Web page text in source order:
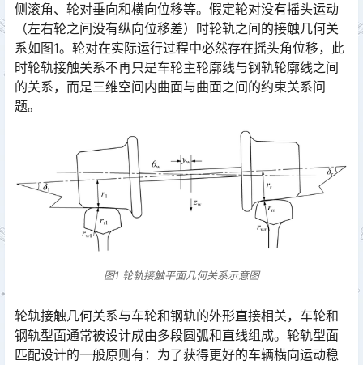
侧滚角、轮对垂向和横向位移等。假定轮对没有摇头运动
（左右轮之间没有纵向位移差）时轮轨之间的接触几何关
系如图1。轮对在实际运行过程中必然存在摇头角位移，此
时轮轨接触关系不再只是车轮主轮廓线与钢轨轮廓线之间
的关系，而是三维空间内曲面与曲面之间的约束关系问
题。󠅅󠅃󠄵󠅂󠄪󠇖󠆨󠆨󠇕󠆞󠆒󠅬󠇘󠆭󠆘󠇙󠆝󠅵󠇗󠆭󠆁󠄐󠇗󠅹󠅸󠇖󠆍󠅳󠇖󠅹󠅰󠇖󠆌󠅹
图1 轮轨接触平面几何关系示意图
轮轨接触几何关系与车轮和钢轨的外形直接相关，车轮和
钢轨型面通常被设计成由多段圆弧和直线组成。轮轨型面
匹配设计的一般原则有：为了获得更好的车辆横向运动稳